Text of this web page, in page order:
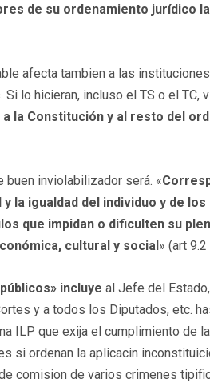
de su ordenamiento jurídico
afecta tambien a las
lo hicieran, incluso el TS o el TC,
la Constitución y al resto del
inviolabilizador será. «
la igualdad del individuo y de
que impidan o dificulten su
cultural y social» (art
incluye al Jefe del
y a todos los Diputados, etc.
ILP que exija el cumplimiento de
si ordenan la aplicacin
comision de varios crimenes